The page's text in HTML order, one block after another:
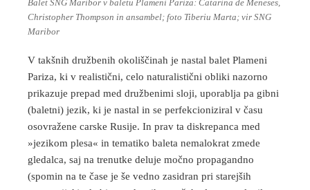
Balet SNG Maribor v baletu Plameni Pariza: Catarina de Meneses,
Christopher Thompson in ansambel; foto Tiberiu Marta; vir SNG
Maribor
V takšnih družbenih okoliščinah je nastal balet Plameni
Pariza, ki v realistični, celo naturalistični obliki nazorno
prikazuje prepad med družbenimi sloji, uporablja pa gibni
(baletni) jezik, ki je nastal in se perfekcioniziral v času
osovražene carske Rusije. In prav ta diskrepanca med
»jezikom plesa« in tematiko baleta nemalokrat zmede
gledalca, saj na trenutke deluje močno propagandno
(spomin na te čase je še vedno zasidran pri starejših